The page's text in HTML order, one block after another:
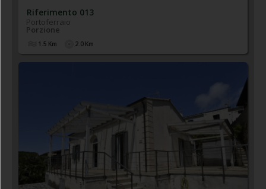
Riferimento 013
Portoferraio
Porzione
1.5 Km 2.0 Km